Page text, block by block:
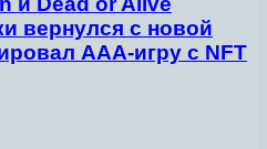
вернулся с новой
ААА-игру с NFT